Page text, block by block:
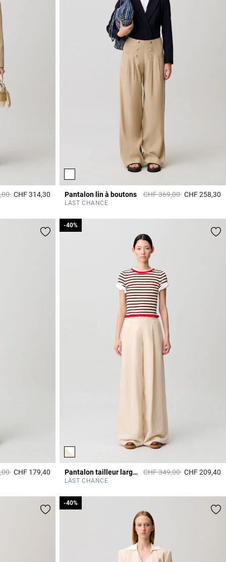
à partir de
àCHF 314,30 3.4 out of 5 Customer Rating
Pantalon lin à boutons Prix réduit à partir de
CHF 369,00àCHF 258,30
LAST CHANCE
à partir de
àCHF 179,40 5 out of 5 Customer RatingPantalon tailleur large viscose lin Prix réduit à partir de
CHF 349,00à
-40%
CHF 209,40
LAST CHANCE
-40%
-40%
-40%